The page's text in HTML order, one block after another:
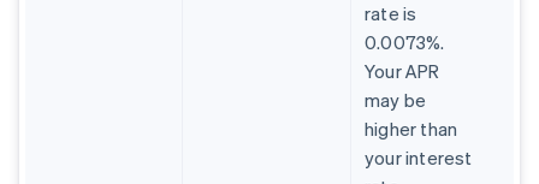
rate is
0.0073%.
Your APR
may be
higher than
your interest